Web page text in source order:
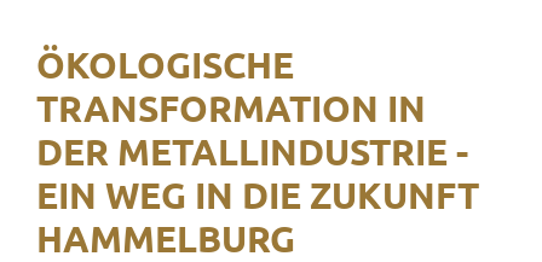
ÖKOLOGISCHE
TRANSFORMATION IN
DER METALLINDUSTRIE -
EIN WEG IN DIE ZUKUNFT
HAMMELBURG